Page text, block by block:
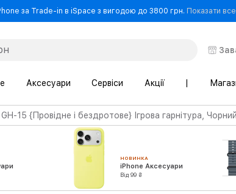
за Trade-in в iSpace з вигодою до 3800 грн. Показати все
Аксесуари Сервіси Акції
15 {Провідне і бездротове} Ігрова гарнітура, Чорний
НОВИНКА
iPhone Аксесуари
Від 99 ₴